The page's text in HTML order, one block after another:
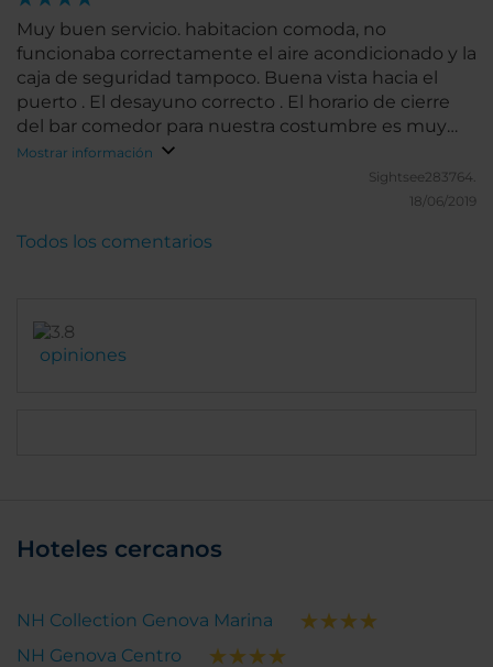
Muy buen servicio. habitacion comoda, no
funcionaba correctamente el aire acondicionado y la
caja de seguridad tampoco. Buena vista hacia el
puerto . El desayuno correcto . El horario de cierre
del bar comedor para nuestra costumbre es muy
temprano
Mostrar información
Sightsee283764.
18/06/2019
opiniones
Todos los comentarios
Hoteles cercanos
NH Collection Genova Marina
NH Genova Centro